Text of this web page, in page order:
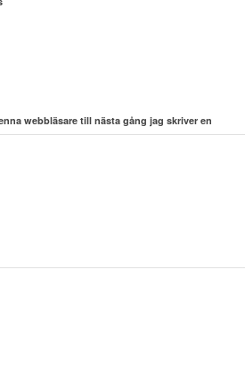
webbläsare till nästa gång jag skriver en